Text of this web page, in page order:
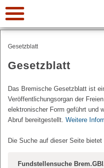
Suche:
Gesetzblatt
Gesetzblatt
Das Bremische Gesetzblatt ist
Veröffentlichungsorgan der
elektronischer Form geführt und
Abruf bereitgestellt. Weitere
Die Suche auf dieser Seite
Fundstellensuche